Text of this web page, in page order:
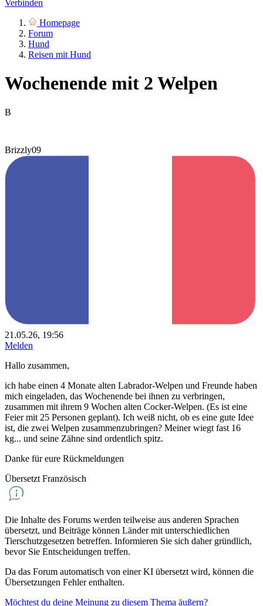
Verbinden
Homepage
Forum
Hund
Reisen mit Hund
Wochenende mit 2 Welpen
B
Brizzly09
21.05.26, 19:56
Melden
Hallo zusammen,
ich habe einen 4 Monate alten Labrador-Welpen und Freunde haben
mich eingeladen, das Wochenende bei ihnen zu verbringen,
zusammen mit ihrem 9 Wochen alten Cocker-Welpen. (Es ist eine
Feier mit 25 Personen geplant). Ich weiß nicht, ob es eine gute Idee
ist, die zwei Welpen zusammenzubringen? Meiner wiegt fast 16
kg... und seine Zähne sind ordentlich spitz.
Danke für eure Rückmeldungen
Übersetzt Französisch
Die Inhalte des Forums werden teilweise aus anderen Sprachen
übersetzt, und Beiträge können Länder mit unterschiedlichen
Tierschutzgesetzen betreffen. Informieren Sie sich daher gründlich,
bevor Sie Entscheidungen treffen.
Da das Forum automatisch von einer KI übersetzt wird, können die
Übersetzungen Fehler enthalten.
Möchtest du deine Meinung zu diesem Thema äußern?